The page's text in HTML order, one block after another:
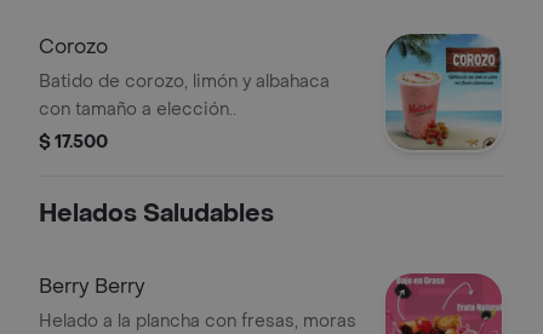
Corozo
Batido de corozo, limón y albahaca
con tamaño a elección..
$ 17.500
Helados Saludables
Berry Berry
Helado a la plancha con fresas, moras